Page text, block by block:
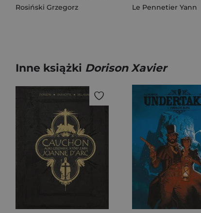
Rosiński Grzegorz Le Pennetier Yann
Inne książki Dorison Xavier